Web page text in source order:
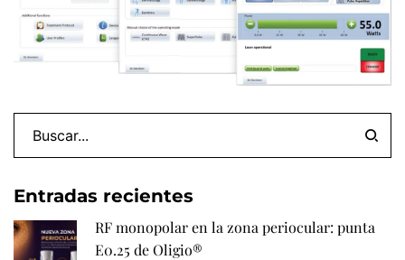
Entradas recientes
RF monopolar en la zona periocular: punta
E0.25 de Oligio®